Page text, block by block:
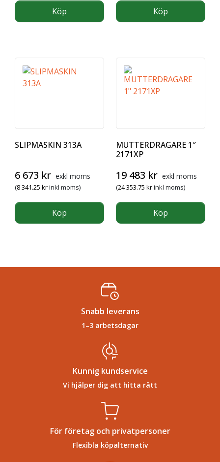
Köp Köp
SLIPMASKIN 313A
6 673 kr exkl moms
(8 341.25 krinkl moms)
Köp
MUTTERDRAGARE 1″
2171XP
19 483 kr exkl moms
(24 353.75 krinkl moms)
Köp
Snabb leverans
1–3 arbetsdagar
Kunnig kundservice
Vi hjälper dig att hitta rätt
För företag och privatpersoner
Flexibla köpalternativ